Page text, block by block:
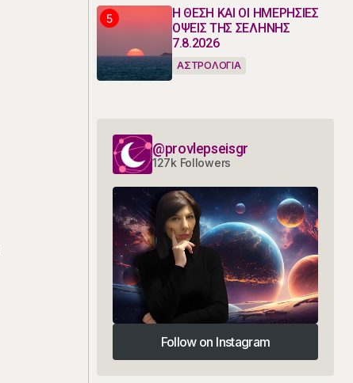
Η ΘΕΣΗ ΚΑΙ ΟΙ ΗΜΕΡΗΣΙΕΣ
ΟΨΕΙΣ ΤΗΣ ΣΕΛΗΝΗΣ
7.8.2026
ΑΣΤΡΟΛΟΓΙΑ
@provlepseisgr
127k Followers
Follow on Instagram
Follow on Instagram